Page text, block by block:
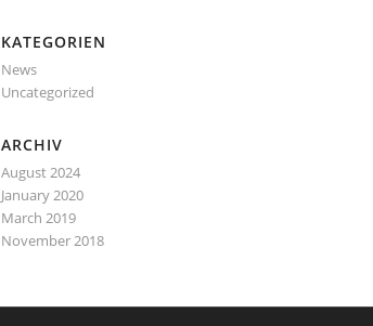
KATEGORIEN
News
Uncategorized
ARCHIV
August 2024
January 2020
March 2019
November 2018